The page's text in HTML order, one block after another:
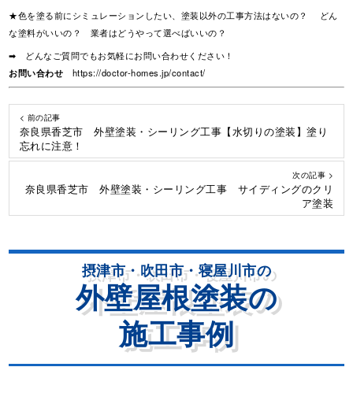
★色を塗る前にシミュレーションしたい、塗装以外の工事方法はないの？ どん
な塗料がいいの？ 業者はどうやって選べばいいの？
➡ どんなご質問でもお気軽にお問い合わせください！
お問い合わせ
https://doctor-homes.jp/contact/
< 前の記事
奈良県香芝市 外壁塗装・シーリング工事【水切りの塗装】塗り
忘れに注意！
次の記事 >
奈良県香芝市 外壁塗装・シーリング工事 サイディングのクリ
ア塗装
摂津市・吹田市・寝屋川市の
外壁屋根塗装の
施工事例